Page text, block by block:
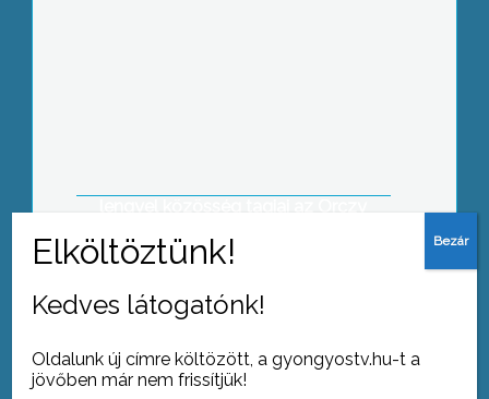
Kedves látogatónk!
Oldalunk új címre költözött, a gyongyostv.hu-t a
jövőben már nem frissítjük!